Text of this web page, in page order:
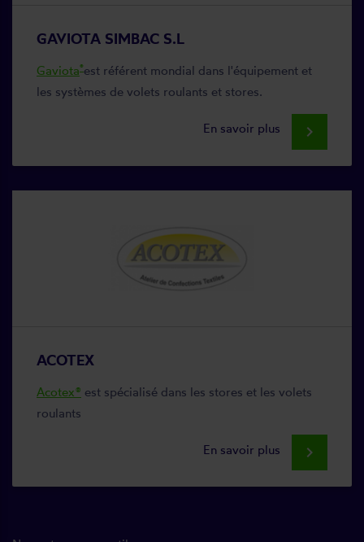
GAVIOTA SIMBAC S.L
Gaviota®est référent mondial dans l'équipement et
les systèmes de volets roulants et stores.
En savoir plus keyboard_arrow_right
ACOTEX
Acotex® est spécialisé dans les stores et les volets
roulants
En savoir plus keyboard_arrow_right